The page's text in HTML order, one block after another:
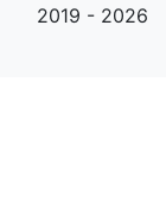
2019 - 2026